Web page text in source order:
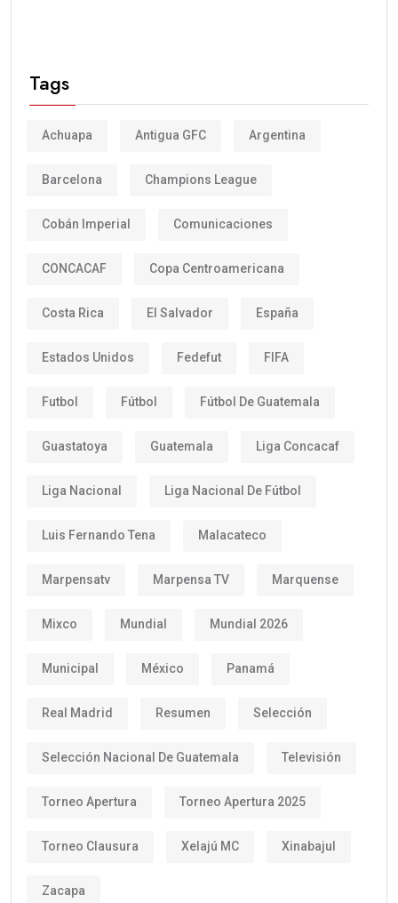
Tags
Achuapa Antigua GFC Argentina
Barcelona Champions League
Cobán Imperial Comunicaciones
CONCACAF Copa Centroamericana
Costa Rica El Salvador España
Estados Unidos Fedefut FIFA
Futbol Fútbol Fútbol De Guatemala
Guastatoya Guatemala Liga Concacaf
Liga Nacional Liga Nacional De Fútbol
Luis Fernando Tena Malacateco
Marpensatv Marpensa TV Marquense
Mixco Mundial Mundial 2026
Municipal México Panamá
Real Madrid Resumen Selección
Selección Nacional De Guatemala Televisión
Torneo Apertura Torneo Apertura 2025
Torneo Clausura Xelajú MC Xinabajul
Zacapa